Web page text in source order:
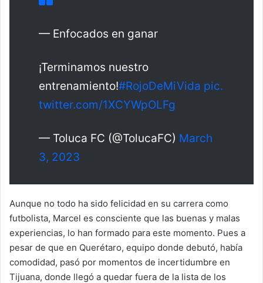
— Enfocados en ganar
¡Terminamos nuestro
entrenamiento!#RojoDeMiVida pic.
twitter.com/1XCYWpOLFg
— Toluca FC (@TolucaFC) March
3, 2023
Aunque no todo ha sido felicidad en su carrera como
futbolista, Marcel es consciente que las buenas y malas
experiencias, lo han formado para este momento. Pues a
pesar de que en Querétaro, equipo donde debutó, había
comodidad, pasó por momentos de incertidumbre en
Tijuana, donde llegó a quedar fuera de la lista de los